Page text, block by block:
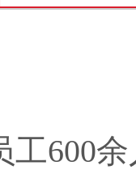
工600